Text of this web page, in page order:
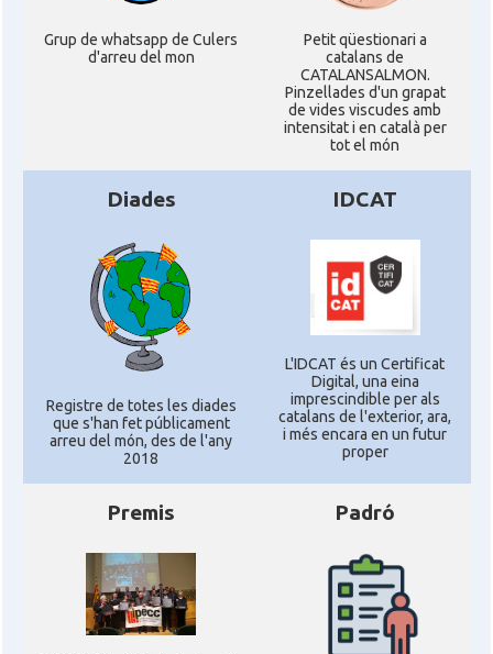
Grup de whatsapp de Culers
d'arreu del mon
Petit qüestionari a
catalans de
CATALANSALMON.
Pinzellades d'un grapat
de vides viscudes amb
intensitat i en català per
tot el món
Diades
Registre de totes les diades
que s'han fet públicament
arreu del món, des de l'any
2018
IDCAT
L'IDCAT és un Certificat
Digital, una eina
imprescindible per als
catalans de l'exterior, ara,
i més encara en un futur
proper
Premis Padró